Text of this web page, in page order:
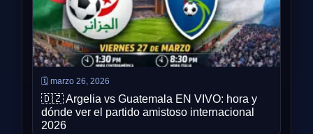
🗓️ marzo 26, 2026
🇩🇿 Argelia vs Guatemala EN VIVO: hora y
dónde ver el partido amistoso internacional
2026